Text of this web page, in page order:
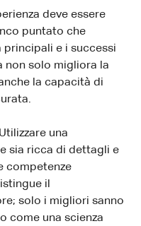
deve essere
puntato che
principali e i successi
non solo migliora la
la capacità di
Utilizzare una
sia ricca di dettagli e
competenze
il
solo i migliori sanno
come una scienza